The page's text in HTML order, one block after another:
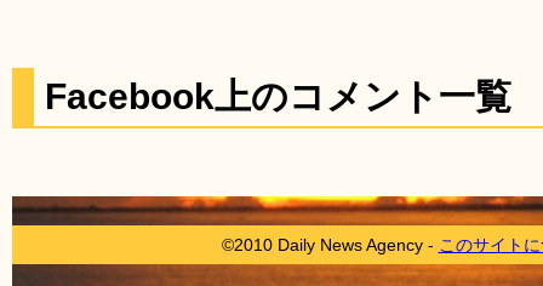
Facebook上のコメント一覧
©2010 Daily News Agency - このサイト